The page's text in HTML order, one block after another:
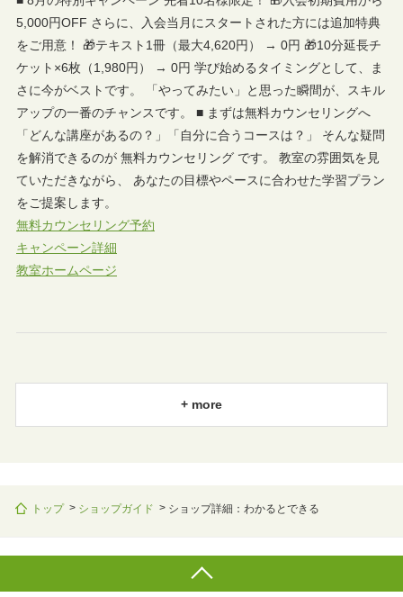
5,000円OFF さらに、入会当月にスタートされた方には追加特典
をご用意！ 🎁テキスト1冊（最大4,620円） → 0円 🎁10分延長チ
ケット×6枚（1,980円） → 0円 学び始めるタイミングとして、ま
さに今がベストです。 「やってみたい」と思った瞬間が、スキル
アップの一番のチャンスです。 ■ まずは無料カウンセリングへ
「どんな講座があるの？」「自分に合うコースは？」 そんな疑問
を解消できるのが 無料カウンセリング です。 教室の雰囲気を見
ていただきながら、 あなたの目標やペースに合わせた学習プラン
をご提案します。
無料カウンセリング予約
キャンペーン詳細
教室ホームページ
+ more
トップ ショップガイド ショップ詳細：わかるとできる